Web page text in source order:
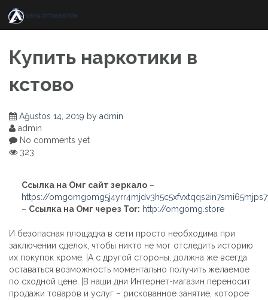
content
Купить наркотики в
кстово
Ağustos 14, 2019 by admin
admin
No comments yet
323
Ссылка на Омг сайт зеркало –
https://
– Ссылка на Омг через Tor: http://omgomg.store
И безопасная площадка в сети просто необходима при
заключении сделок, чтобы никто не мог отследить историю
их покупок кроме. |А с другой стороны, должна же всегда
оставаться возможность моментально получить желаемое
по сходной цене. |В наши дни Интернет-магазин переносит
продажи товаров и услуг – рискованное занятие, которое